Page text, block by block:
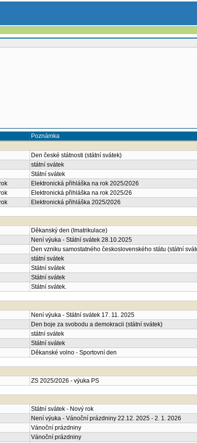
Poznámka
Den české státnosti (státní svátek)
státní svátek
Státní svátek
Elektronická přihláška na rok 2025/2026
Elektronická přihláška na rok 2025/26
Děkanský den (Imatrikulace)
Není výuka - Státní svátek 28.10.2025
Den vzniku samostatného československého státu (státní
státní svátek
Státní svátek
Státní svátek
Není výuka - Státní svátek 17. 11. 2025
Den boje za svobodu a demokracii (státní svátek)
státní svátek
Státní svátek
Státní svátek - Nový rok
Není výuka - Vánoční prázdniny 22.12. 2025 - 2. 1. 2026
Vánoční prázdniny